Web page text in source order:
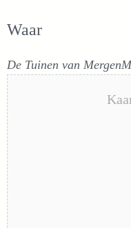
Waar
De Tuinen van